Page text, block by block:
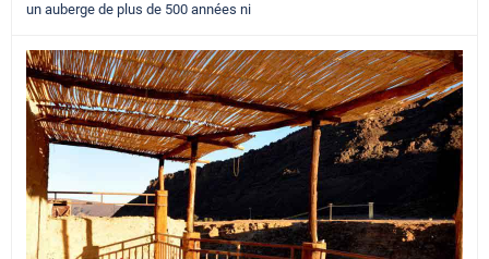
un auberge de plus de 500 années ni